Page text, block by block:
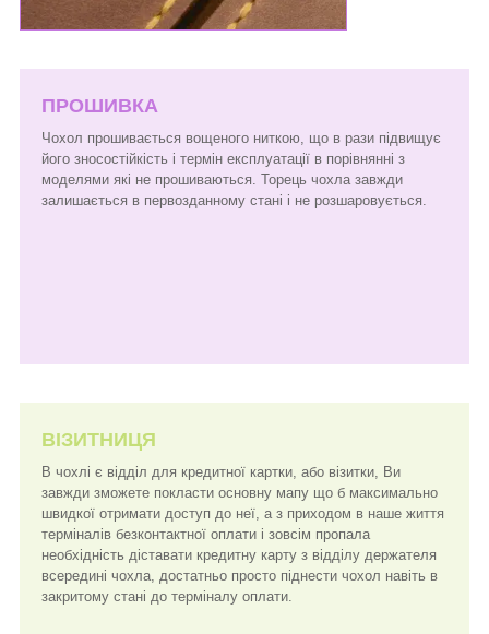
ПРОШИВКА
Чохол прошивається вощеного ниткою, що в рази підвищує
його зносостійкість і термін експлуатації в порівнянні з
моделями які не прошиваються. Торець чохла завжди
залишається в первозданному стані і не розшаровується.
ВІЗИТНИЦЯ
В чохлі є відділ для кредитної картки, або візитки, Ви
завжди зможете покласти основну мапу що б максимально
швидкої отримати доступ до неї, а з приходом в наше життя
терміналів безконтактної оплати і зовсім пропала
необхідність діставати кредитну карту з відділу держателя
всередині чохла, достатньо просто піднести чохол навіть в
закритому стані до терміналу оплати.